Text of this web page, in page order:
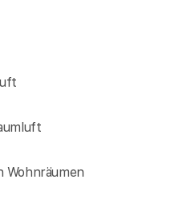
Wohnräumen